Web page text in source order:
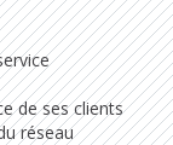
de ses clients
réseau